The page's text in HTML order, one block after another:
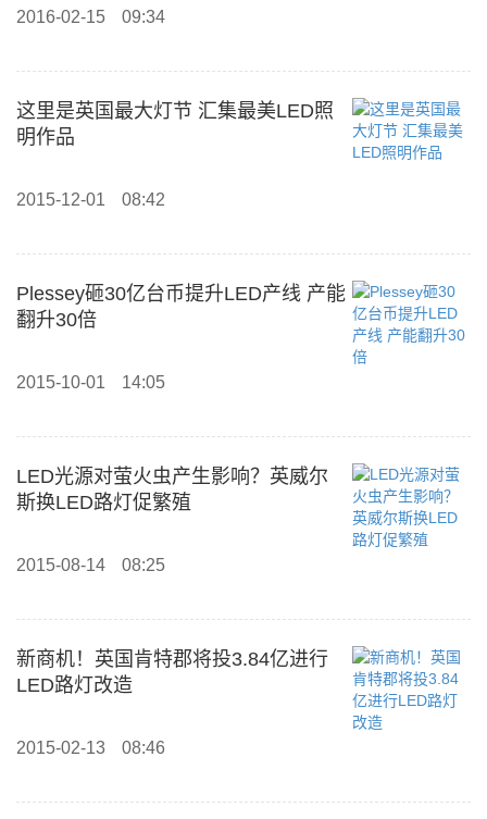
2016-02-15 09:34
这里是英国最大灯节 汇集最美LED照
明作品
2015-12-01 08:42
Plessey砸30亿台币提升LED产线 产能
翻升30倍
2015-10-01 14:05
LED光源对萤火虫产生影响？英威尔
斯换LED路灯促繁殖
2015-08-14 08:25
新商机！英国肯特郡将投3.84亿进行
LED路灯改造
2015-02-13 08:46